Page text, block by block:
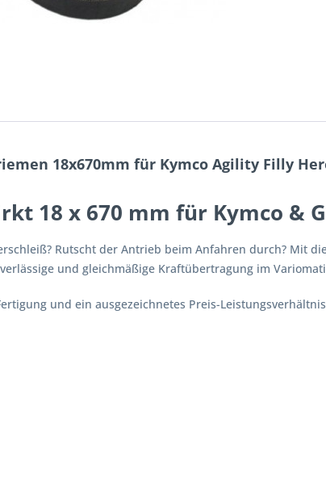
18x670mm für Kymco Agility Filly
18 x 670 mm für Kymco &
Rutscht der Antrieb beim Anfahren durch? Mit
und gleichmäßige Kraftübertragung im
und ein ausgezeichnetes Preis-